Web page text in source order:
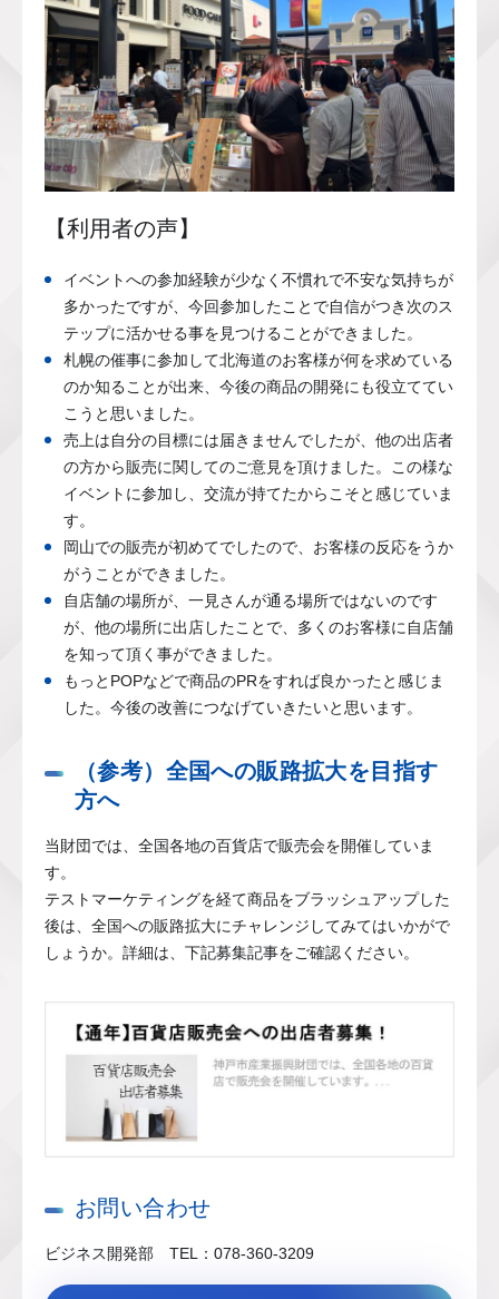
【利用者の声】
イベントへの参加経験が少なく不慣れで不安な気持ちが
多かったですが、今回参加したことで自信がつき次のス
テップに活かせる事を見つけることができました。
札幌の催事に参加して北海道のお客様が何を求めている
のか知ることが出来、今後の商品の開発にも役立ててい
こうと思いました。
売上は自分の目標には届きませんでしたが、他の出店者
の方から販売に関してのご意見を頂けました。この様な
イベントに参加し、交流が持てたからこそと感じていま
す。
岡山での販売が初めてでしたので、お客様の反応をうか
がうことができました。
自店舗の場所が、一見さんが通る場所ではないのです
が、他の場所に出店したことで、多くのお客様に自店舗
を知って頂く事ができました。
もっとPOPなどで商品のPRをすれば良かったと感じま
した。今後の改善につなげていきたいと思います。
（参考）全国への販路拡大を目指す
方へ
当財団では、全国各地の百貨店で販売会を開催していま
す。
テストマーケティングを経て商品をブラッシュアップした
後は、全国への販路拡大にチャレンジしてみてはいかがで
しょうか。詳細は、下記募集記事をご確認ください。
お問い合わせ
ビジネス開発部 TEL：078-360-3209